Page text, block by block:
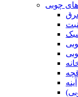
چوبی
آینه